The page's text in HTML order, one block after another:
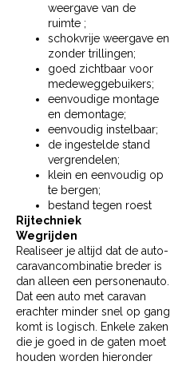
weergave van de
ruimte ;
schokvrije weergave en
zonder trillingen;
goed zichtbaar voor
medeweggebuikers;
eenvoudige montage
en demontage;
eenvoudig instelbaar;
de ingestelde stand
vergrendelen;
klein en eenvoudig op
te bergen;
bestand tegen roest
Rijtechniek
Wegrijden
Realiseer je altijd dat de auto-
caravancombinatie breder is
dan alleen een personenauto.
Dat een auto met caravan
erachter minder snel op gang
komt is logisch. Enkele zaken
die je goed in de gaten moet
houden worden hieronder